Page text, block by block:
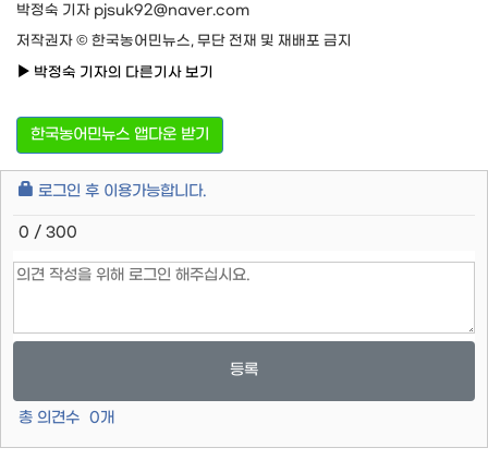
박정숙 기자 pjsuk92@naver.com
저작권자 © 한국농어민뉴스, 무단 전재 및 재배포 금지
박정숙 기자의 다른기사 보기
한국농어민뉴스 앱다운 받기
로그인 후 이용가능합니다.
0 / 300
등록
총 의견수 0개